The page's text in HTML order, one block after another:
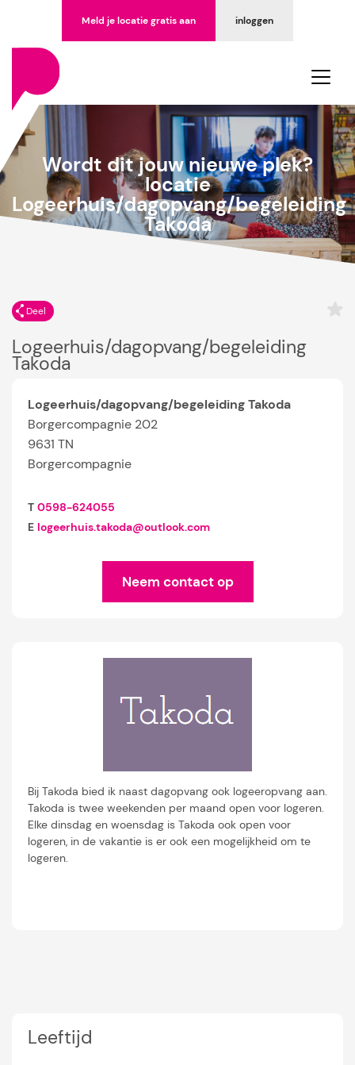
inloggen
Meld je locatie gratis aan
Wordt dit jouw nieuwe plek?
locatie
Logeerhuis/dagopvang/begeleiding
Takoda
Deel
Logeerhuis/dagopvang/begeleiding
Takoda
Logeerhuis/dagopvang/begeleiding Takoda
Borgercompagnie 202
9631 TN
Borgercompagnie
T 0598-624055
E logeerhuis.takoda@outlook.com
Neem contact op
Bij Takoda bied ik naast dagopvang ook logeeropvang aan.
Takoda is twee weekenden per maand open voor logeren.
Elke dinsdag en woensdag is Takoda ook open voor
logeren, in de vakantie is er ook een mogelijkheid om te
logeren.
Leeftijd